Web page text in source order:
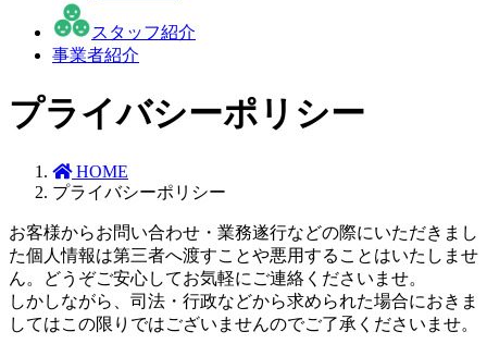
スタッフ紹介
事業者紹介
プライバシーポリシー
HOME
プライバシーポリシー
お客様からお問い合わせ・業務遂行などの際にいただきまし
た個人情報は第三者へ渡すことや悪用することはいたしませ
ん。どうぞご安心してお気軽にご連絡くださいませ。
しかしながら、司法・行政などから求められた場合におきま
してはこの限りではございませんのでご了承くださいませ。